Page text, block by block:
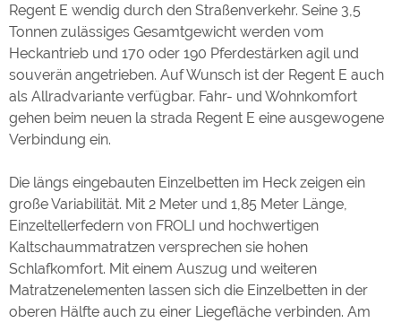
Regent E wendig durch den Straßenverkehr. Seine 3,5
Tonnen zulässiges Gesamtgewicht werden vom
Heckantrieb und 170 oder 190 Pferdestärken agil und
souverän angetrieben. Auf Wunsch ist der Regent E auch
als Allradvariante verfügbar. Fahr- und Wohnkomfort
gehen beim neuen la strada Regent E eine ausgewogene
Verbindung ein.
Die längs eingebauten Einzelbetten im Heck zeigen ein
große Variabilität. Mit 2 Meter und 1,85 Meter Länge,
Einzeltellerfedern von FROLI und hochwertigen
Kaltschaummatratzen versprechen sie hohen
Schlafkomfort. Mit einem Auszug und weiteren
Matratzenelementen lassen sich die Einzelbetten in der
oberen Hälfte auch zu einer Liegefläche verbinden. Am
Google Maps (Kartensuche, Anfahrt
usw.)
https://policies.google.com/privacy
Google reCAPTCHA (Formulare) https://policies.google.com/privacy
Statistiken
Google Analytics https://policies.google.com/privacy
Marketing
Google Ads
https://policies.google.com/privacy
Google AdSense
https://policies.google.com/privacy
Google Remarketing
https://policies.google.com/privacy
Die Cookieeinstellungen können jeder Zeit im Footer